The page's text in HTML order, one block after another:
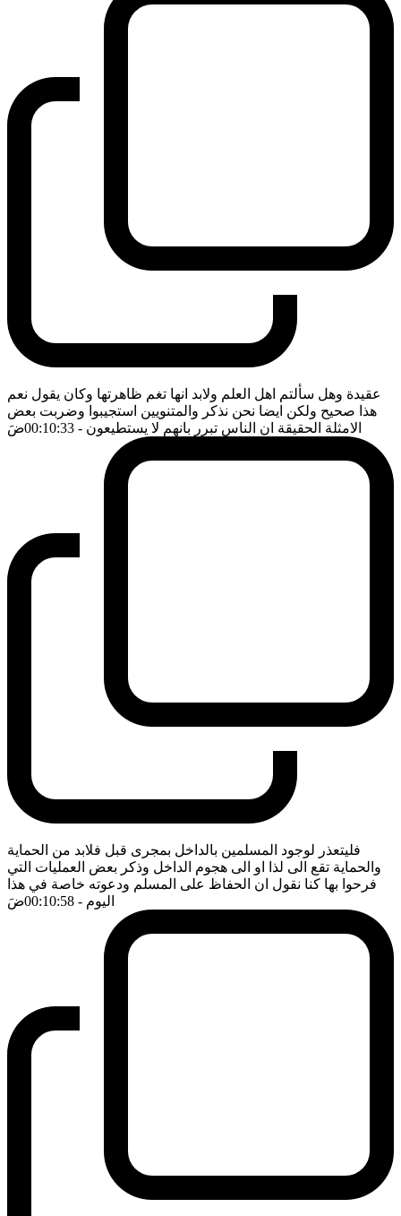
عقيدة وهل سألتم اهل العلم ولابد انها تغم ظاهرتها وكان يقول نعم
هذا صحيح ولكن ايضا نحن نذكر والمتنويين استجيبوا وضربت بعض
الامثلة الحقيقة ان الناس تبرر بانهم لا يستطيعون - 00:10:33 ضَ
فليتعذر لوجود المسلمين بالداخل بمجرى قبل فلابد من الحماية
والحماية تقع الى لذا او الى هجوم الداخل وذكر بعض العمليات التي
فرحوا بها كنا نقول ان الحفاظ على المسلم ودعوته خاصة في هذا
اليوم - 00:10:58 ضَ